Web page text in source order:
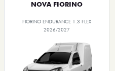
NOVA FIORINO
FIORINO ENDURANCE 1.3 FLEX
2026/2027